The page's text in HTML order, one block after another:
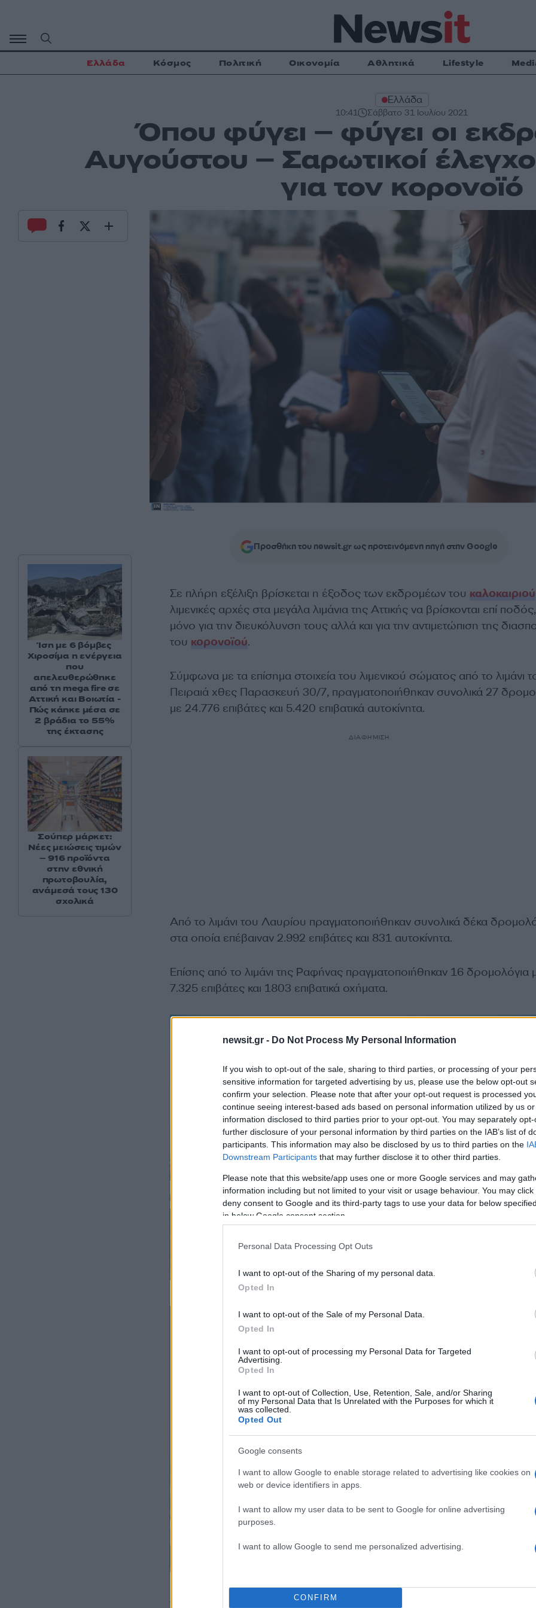
newsit.gr - Do Not Process My Personal Information
If you wish to opt-out of the sale, sharing to third parties, or processing of your
sensitive information for targeted advertising by us, please use the below opt-out
confirm your selection. Please note that after your opt-out request is processed
continue seeing interest-based ads based on personal information utilized by us
information disclosed to third parties prior to your opt-out. You may separately
further disclosure of your personal information by third parties on the IAB’s list of
participants. This information may also be disclosed by us to third parties on the
Downstream Participants that may further disclose it to other third parties.
Please note that this website/app uses one or more Google services and may
information including but not limited to your visit or usage behaviour. You may
deny consent to Google and its third-party tags to use your data for below
in below Google consent section.
Personal Data Processing Opt Outs
I want to opt-out of the Sharing of my personal data.
Opted In
I want to opt-out of the Sale of my Personal Data.
Opted In
I want to opt-out of processing my Personal Data for Targeted
Advertising.
Opted In
I want to opt-out of Collection, Use, Retention, Sale, and/or Sharing
of my Personal Data that Is Unrelated with the Purposes for which it
was collected.
Opted Out
Google consents
I want to allow Google to enable storage related to advertising like cookies on
web or device identifiers in apps.
I want to allow my user data to be sent to Google for online advertising
purposes.
I want to allow Google to send me personalized advertising.
CONFIRM
περιεχόμενο
Ελλάδα Κόσμος Πολιτική Οικονομία Αθλητικά Lifestyle
Ελλάδα
10:41 Σάββατο 31 Ιουλίου 2021
Όπου φύγει – φύγει οι
Αυγούστου – Σαρωτικοί
για τον κορονοϊό
Προσθήκη του newsit.gr ως προτεινόμενη πηγή στην Google
Σε πλήρη εξέλιξη βρίσκεται η έξοδος των εκδρομέων του καλοκαιριού
λιμενικές αρχές στα μεγάλα λιμάνια της Αττικής να βρίσκονται επί
μόνο για την διευκόλυνση τους αλλά και για την αντιμετώπιση της
του κορονοϊού.
Σύμφωνα με τα επίσημα στοιχεία του λιμενικού σώματος από το λιμάνι
Πειραιά χθες Παρασκευή 30/7, πραγματοποιήθηκαν συνολικά 27
με 24.776 επιβάτες και 5.420 επιβατικά αυτοκίνητα.
ΔΙΑΦΗΜΙΣΗ
Από το λιμάνι του Λαυρίου πραγματοποιήθηκαν συνολικά δέκα
στα οποία επέβαιναν 2.992 επιβάτες και 831 αυτοκίνητα.
Επίσης από το λιμάνι της Ραφήνας πραγματοποιήθηκαν 16 δρομολόγια
7.325 επιβάτες και 1803 επιβατικά οχήματα.
Ίση με 6 βόμβες
Χιροσίμα η ενέργεια
που
απελευθερώθηκε
από τη mega fire σε
Αττική και Βοιωτία -
Πώς κάηκε μέσα σε
2 βράδια το 55%
της έκτασης
Σούπερ μάρκετ:
Νέες μειώσεις τιμών
– 916 προϊόντα
στην εθνική
πρωτοβουλία,
ανάμεσά τους 130
σχολικά